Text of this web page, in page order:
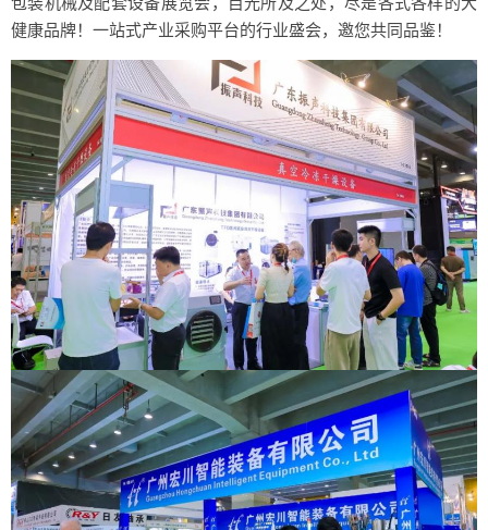
健康品牌！一站式产业采购平台的行业盛会，邀您共同品鉴！